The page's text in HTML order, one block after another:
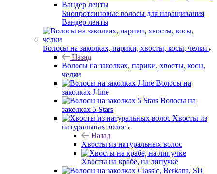
Биопротеиновые волосы для наращивания
Вандер ленты
Волосы на заколках, парики, хвосты, косы, челки
Назад
Волосы на заколках, парики, хвосты, косы,
челки
Волосы на
заколках J-line
Волосы на
заколках 5 Stars
Хвосты из
натуральных волос
Назад
Хвосты из натуральных волос
Хвосты на крабе, на липучке